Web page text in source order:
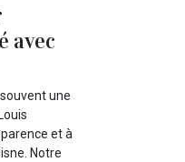
avec
une
et à
Notre